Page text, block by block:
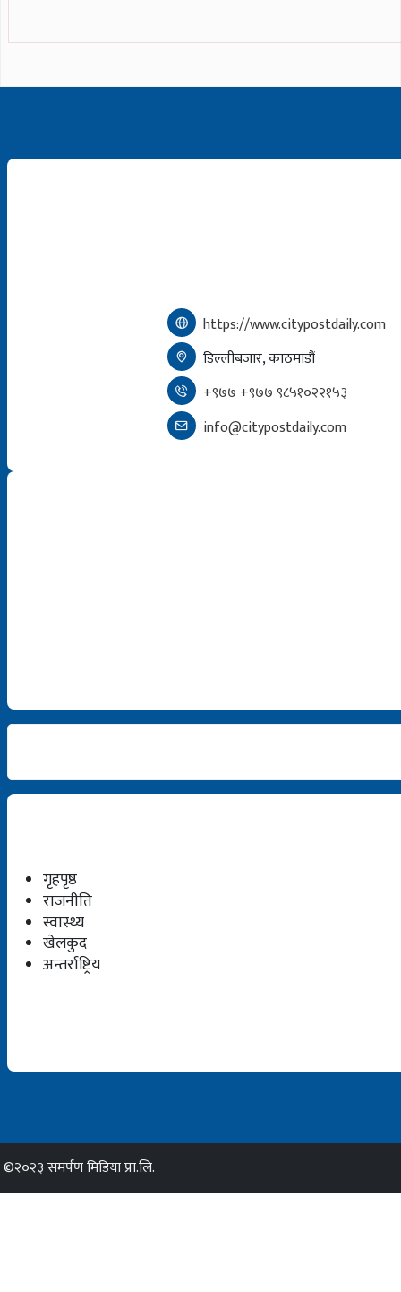
https://www.citypostdaily.com
डिल्लीबजार, काठमाडौं
+९७७ +९७७ ९८५१०२२१५३
info@citypostdaily.com
गृहपृष्ठ
राजनीति
स्वास्थ्य
खेलकुद
अन्तर्राष्ट्रिय
©२०२३ समर्पण मिडिया प्रा.लि.